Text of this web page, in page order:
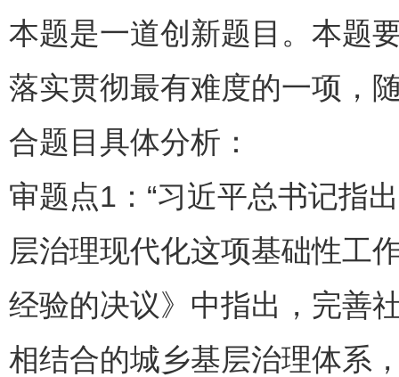
本题是一道创新题目。本题
落实贯彻最有难度的一项，
合题目具体分析：
审题点1：“习近平总书记指
层治理现代化这项基础性工
经验的决议》中指出，完善
相结合的城乡基层治理体系